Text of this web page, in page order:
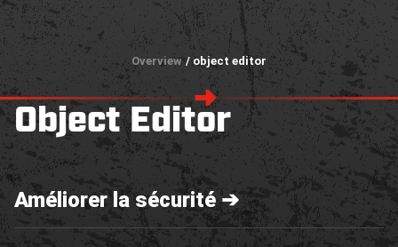
Overview / object editor
Object Editor
Améliorer la sécurité ➔